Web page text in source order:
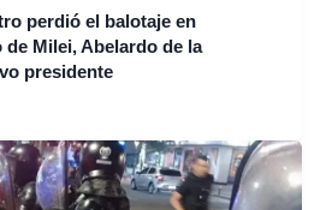
perdió el balotaje en
Milei, Abelardo de la
presidente